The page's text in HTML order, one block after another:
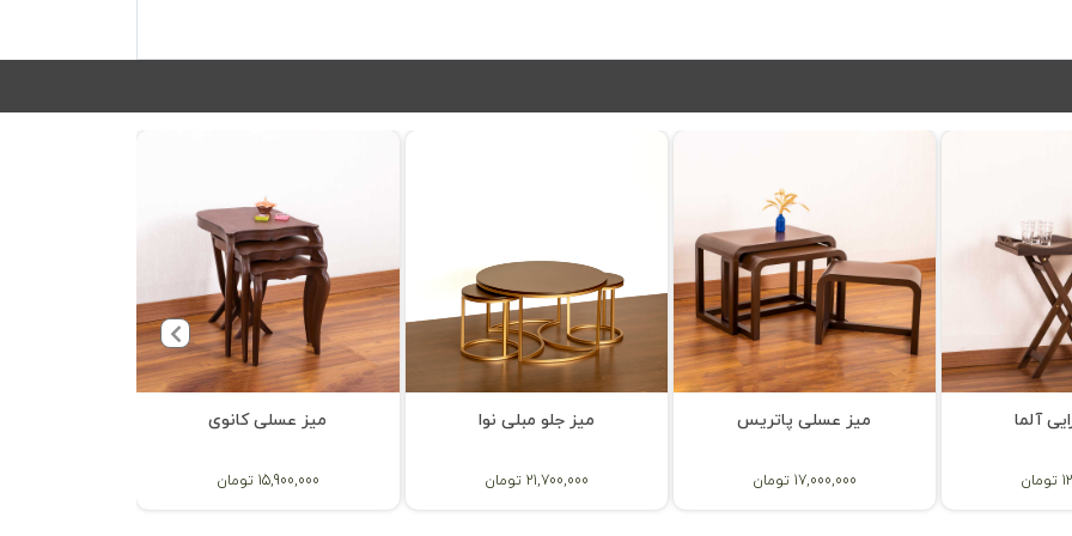
میز عسلی کانوی
15,900,000 تومان
میز جلو مبلی نوا
21,700,000 تومان
میز عسلی پاتریس
17,000,000 تومان
آلما